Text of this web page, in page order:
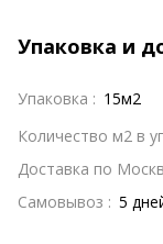
Упаковка и
Упаковка : 15м2
Количество м2 в
Доставка по
Самовывоз : 5